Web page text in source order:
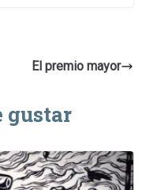
El premio mayor
gustar